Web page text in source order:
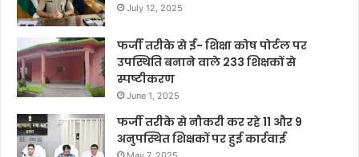
July 12, 2025
फर्जी तरीके से ई- शिक्षा कोष पोर्टल पर
उपस्थिति बनाने वाले 233 शिक्षकों से
स्पष्टीकरण
June 1, 2025
फर्जी तरीके से नौकरी कर रहे 11 और 9
अनुपस्थित शिक्षकों पर हुई कार्रवाई